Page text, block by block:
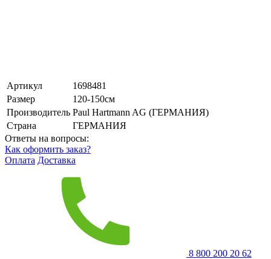
Артикул
1698481
Размер
120-150см
Производитель Paul Hartmann AG (ГЕРМАНИЯ)
Страна
ГЕРМАНИЯ
Ответы на вопросы:
Как оформить заказ?
Оплата Доставка
8 800 200 20 62